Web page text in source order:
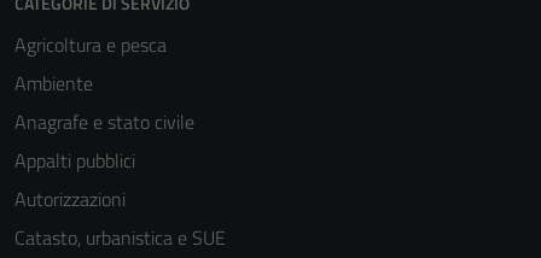
Agricoltura e pesca
Ambiente
Anagrafe e stato civile
Appalti pubblici
Autorizzazioni
Catasto, urbanistica e SUE